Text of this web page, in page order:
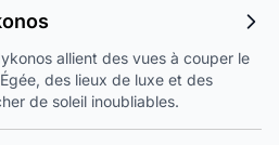
allient des vues à couper le
des lieux de luxe et des
de soleil inoubliables.